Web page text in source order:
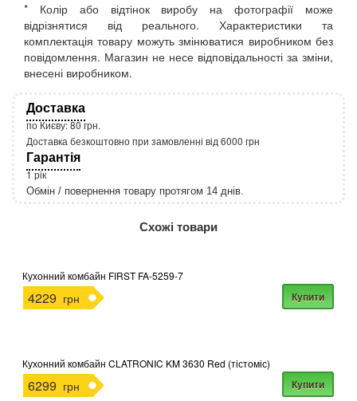
* Колір або відтінок виробу на фотографії може
відрізнятися від реального. Характеристики та
комплектація товару можуть змінюватися виробником без
повідомлення. Магазин не несе відповідальності за зміни,
внесені виробником.
Доставка
по Києву: 80 грн.
Доставка безкоштовно при замовленні від 6000 грн
Гарантія
1 рік
Обмін / повернення товару протягом 14 днів.
Схожі товари
Кухонний комбайн FIRST FA-5259-7
4229 грн Купити
Кухонний комбайн CLATRONIC KM 3630 Red (тістоміс)
6299 грн Купити